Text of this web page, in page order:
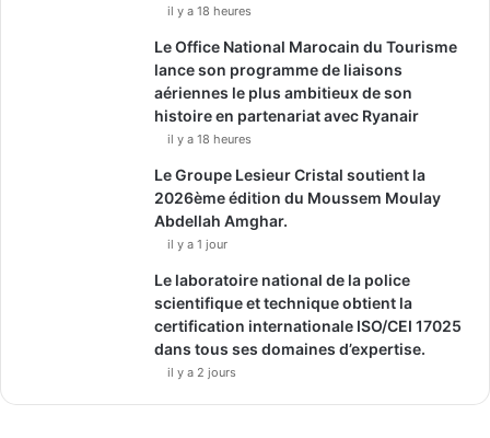
il y a 18 heures
Le Office National Marocain du Tourisme
lance son programme de liaisons
aériennes le plus ambitieux de son
histoire en partenariat avec Ryanair
il y a 18 heures
Le Groupe Lesieur Cristal soutient la
2026ème édition du Moussem Moulay
Abdellah Amghar.
il y a 1 jour
Le laboratoire national de la police
scientifique et technique obtient la
certification internationale ISO/CEI 17025
dans tous ses domaines d’expertise.
il y a 2 jours